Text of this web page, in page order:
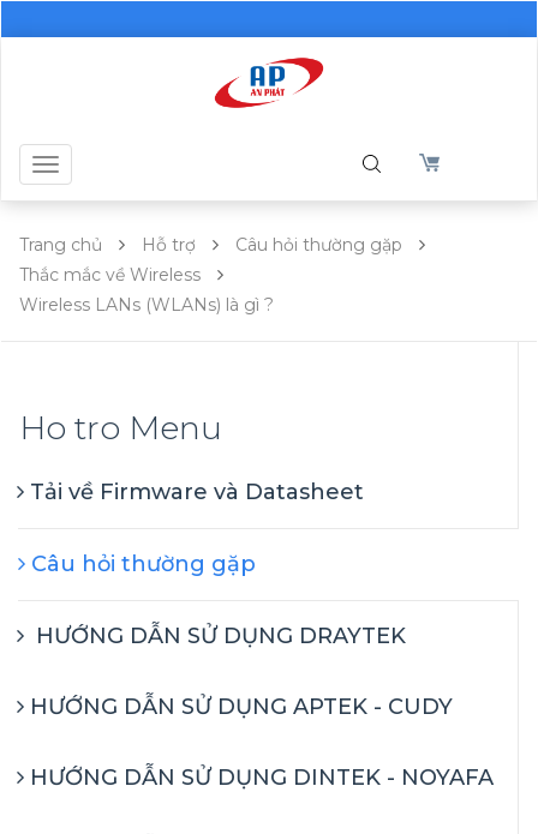
Toggle
navigation
Trang chủ Hỗ trợ
Câu hỏi thường gặp
Thắc mắc về Wireless
Wireless LANs (WLANs) là gì ?
Ho tro Menu
Tải về Firmware và Datasheet
Câu hỏi thường gặp
HƯỚNG DẪN SỬ DỤNG DRAYTEK
HƯỚNG DẪN SỬ DỤNG APTEK - CUDY
HƯỚNG DẪN SỬ DỤNG DINTEK - NOYAFA